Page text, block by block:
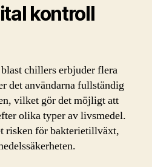
kontroll
chillers erbjuder flera
det användarna fullständig
vilket gör det möjligt att
olika typer av livsmedel.
risken för bakterietillväxt,